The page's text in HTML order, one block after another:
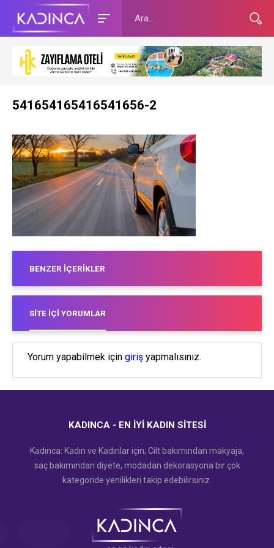
541654165416541656-2
BENZER İÇERIKLER
SITE İÇI YORUMLAR
Yorum yapabilmek için giriş yapmalısınız.
KADINCA - EN İYI KADIN SITESI
Kadınca: Kadın ve Kadınlar için; Cilt bakımından makyaja,
saç bakımından diyete, modadan dekorasyona bir çok
kategoride yenilikleri takip edebilirsiniz.